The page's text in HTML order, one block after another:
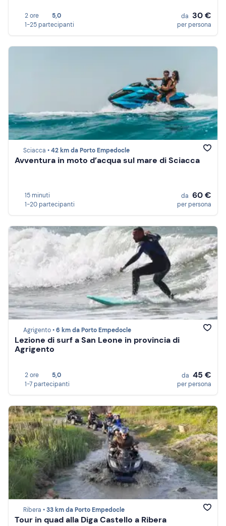
2 ore
5,0
1-25 partecipanti
da 30 €
per persona
Sciacca •42 km da Porto Empedocle
Avventura in moto d’acqua sul mare di Sciacca
15 minuti
1-20 partecipanti
da 60 €
per persona
Agrigento •6 km da Porto Empedocle
Lezione di surf a San Leone in provincia di
Agrigento
2 ore
5,0
1-7 partecipanti
da 45 €
per persona
Ribera •33 km da Porto Empedocle
Tour in quad alla Diga Castello a Ribera